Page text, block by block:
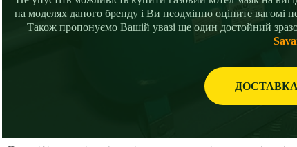
на моделях даного бренду і Ви неодмінно оціните вагомі
Також пропонуємо Вашій увазі ще один достойний